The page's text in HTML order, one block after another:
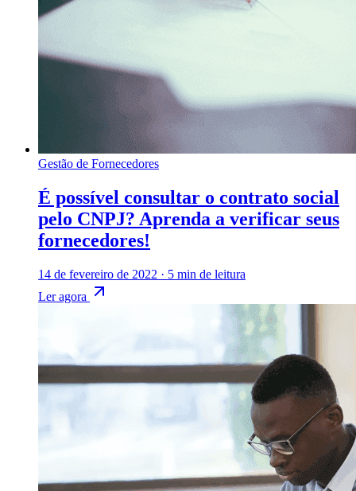
Gestão de Fornecedores
É possível consultar o contrato social
pelo CNPJ? Aprenda a verificar seus
fornecedores!
14 de fevereiro de 2022 · 5 min de leitura
Ler agora